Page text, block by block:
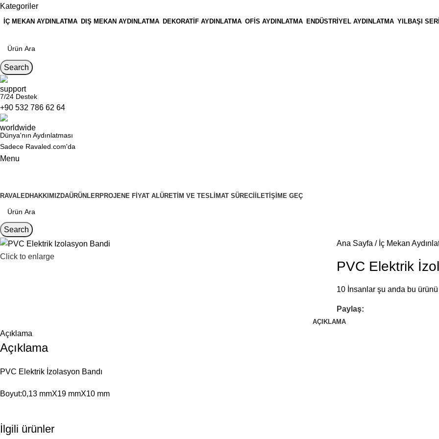
Kategoriler
İÇ MEKAN AYDINLATMA DIŞ MEKAN AYDINLATMA DEKORATIF AYDINLATMA OFIS AYDINLATMA ENDÜSTRIYEL AYDINLATMA YILBAŞI
Search
7/24 Destek
+90 532 786 62 64
Dünya'nın Aydınlatması
Sadece Ravaled.com'da
Menu
RAVALEDHAKKIMIZDAÜRÜNLERPROJENE FIYAT ALÜRETIM VE TESLIMAT SÜRECIİLETIŞIME GEÇ
Search
Click to enlarge
Ana Sayfa İç Mekan
PVC Elektrik
10 İnsanlar şu anda bu
Paylaş:
AÇIKLAMA
Açıklama
Açıklama
PVC Elektrik İzolasyon Bandı
Boyut:0,13 mmX19 mmX10 mm
İlgili ürünler